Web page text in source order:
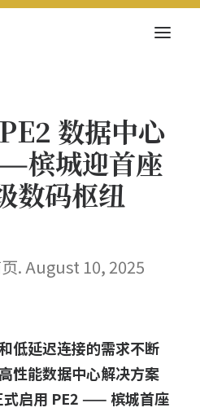
数据中心
槟城迎首座
数码枢纽
. August 10, 2025
低延迟连接的需求不断
性能数据中心解决方案
式启用 PE2 —— 槟城首座